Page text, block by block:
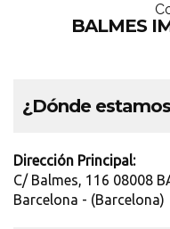
BALMES
¿Dónde
Dirección Principal:
C/ Balmes, 116 08008
Barcelona - (Barcelona)